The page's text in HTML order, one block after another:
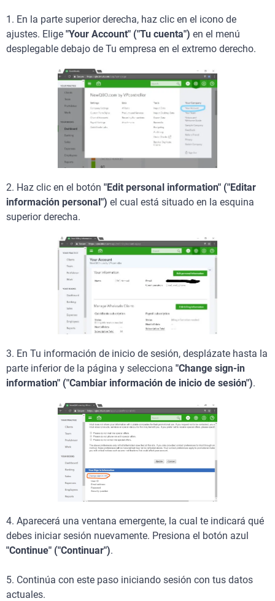
1. En la parte superior derecha, haz clic en el icono de
ajustes. Elige "Your Account" ("Tu cuenta") en el menú
desplegable debajo de Tu empresa en el extremo derecho.
2. Haz clic en el botón "Edit personal information" ("Editar
información personal") el cual está situado en la esquina
superior derecha.
3. En Tu información de inicio de sesión, desplázate hasta la
parte inferior de la página y selecciona "Change sign-in
information" ("Cambiar información de inicio de sesión").
4. Aparecerá una ventana emergente, la cual te indicará qué
debes iniciar sesión nuevamente. Presiona el botón azul
"Continue" ("Continuar").
5. Continúa con este paso iniciando sesión con tus datos
actuales.